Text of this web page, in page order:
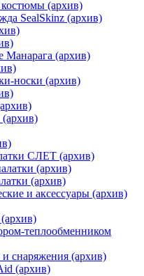
(архив)
SealSkinz (архив)
Манарага (архив)
носки (архив)
СЛЕТ (архив)
(архив)
(архив)
и аксессуары (архив)
теплообменником
снаряжения (архив)
(архив)